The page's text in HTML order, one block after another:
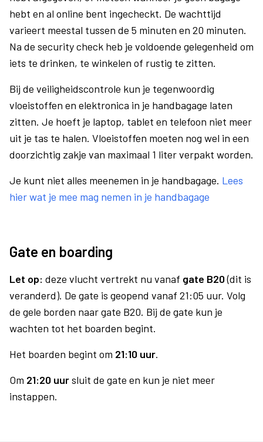
hebt en al online bent ingecheckt. De wachttijd
varieert meestal tussen de 5 minuten en 20 minuten.
Na de security check heb je voldoende gelegenheid om
iets te drinken, te winkelen of rustig te zitten.
Bij de veiligheidscontrole kun je tegenwoordig
vloeistoffen en elektronica in je handbagage laten
zitten. Je hoeft je laptop, tablet en telefoon niet meer
uit je tas te halen. Vloeistoffen moeten nog wel in een
doorzichtig zakje van maximaal 1 liter verpakt worden.
Je kunt niet alles meenemen in je handbagage. Lees
hier wat je mee mag nemen in je handbagage
Gate en boarding
Let op: deze vlucht vertrekt nu vanaf gate B20(dit is
veranderd). De gate is geopend vanaf 21:05 uur. Volg
de gele borden naar gate B20. Bij de gate kun je
wachten tot het boarden begint.
Het boarden begint om 21:10 uur.
Om 21:20 uursluit de gate en kun je niet meer
instappen.